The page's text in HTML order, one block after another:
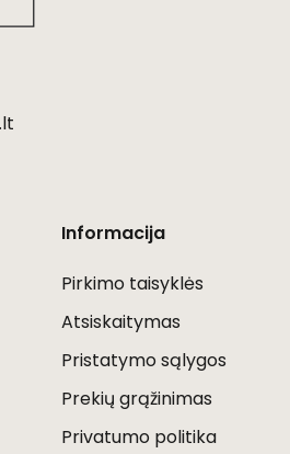
Informacija
Pirkimo taisyklės
Atsiskaitymas
Pristatymo sąlygos
Prekių grąžinimas
Privatumo politika